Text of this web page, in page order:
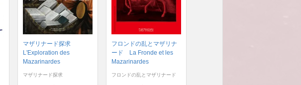
マザリナード探求
L'Exploration des
Mazarinardes
マザリナード探求
フロンドの乱とマザリナ
ード La Fronde et les
Mazarinardes
フロンドの乱とマザリナード